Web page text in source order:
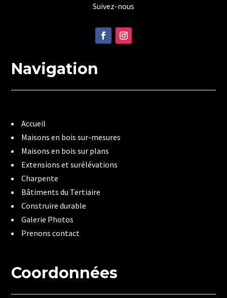
Suivez-nous
Navigation
Accueil
Maisons en bois sur-mesures
Maisons en bois sur plans
Extensions et surélévations
Charpente
Bâtiments du Tertiaire
Construire durable
Galerie Photos
Prenons contact
Coordonnées